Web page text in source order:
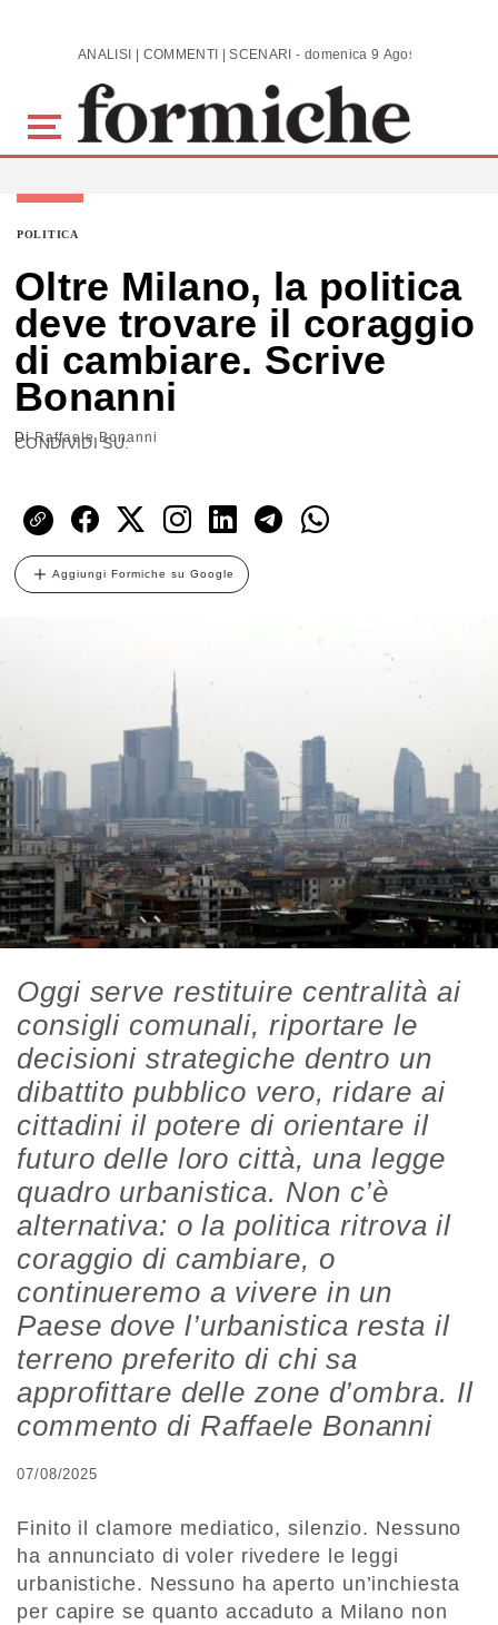
Skip to main content ANALISI | COMMENTI | SCENARI - domenica 9 Agosto 2026
POLITICA
Oltre Milano, la politica
deve trovare il coraggio
di cambiare. Scrive
Bonanni
DiRaffaele Bonanni
CONDIVIDI SU:
Aggiungi Formiche su Google
Oggi serve restituire centralità ai
consigli comunali, riportare le
decisioni strategiche dentro un
dibattito pubblico vero, ridare ai
cittadini il potere di orientare il
futuro delle loro città, una legge
quadro urbanistica. Non c’è
alternativa: o la politica ritrova il
coraggio di cambiare, o
continueremo a vivere in un
Paese dove l’urbanistica resta il
terreno preferito di chi sa
approfittare delle zone d’ombra. Il
commento di Raffaele Bonanni
07/08/2025
Finito il clamore mediatico, silenzio. Nessuno
ha annunciato di voler rivedere le leggi
urbanistiche. Nessuno ha aperto un’inchiesta
per capire se quanto accaduto a Milano non